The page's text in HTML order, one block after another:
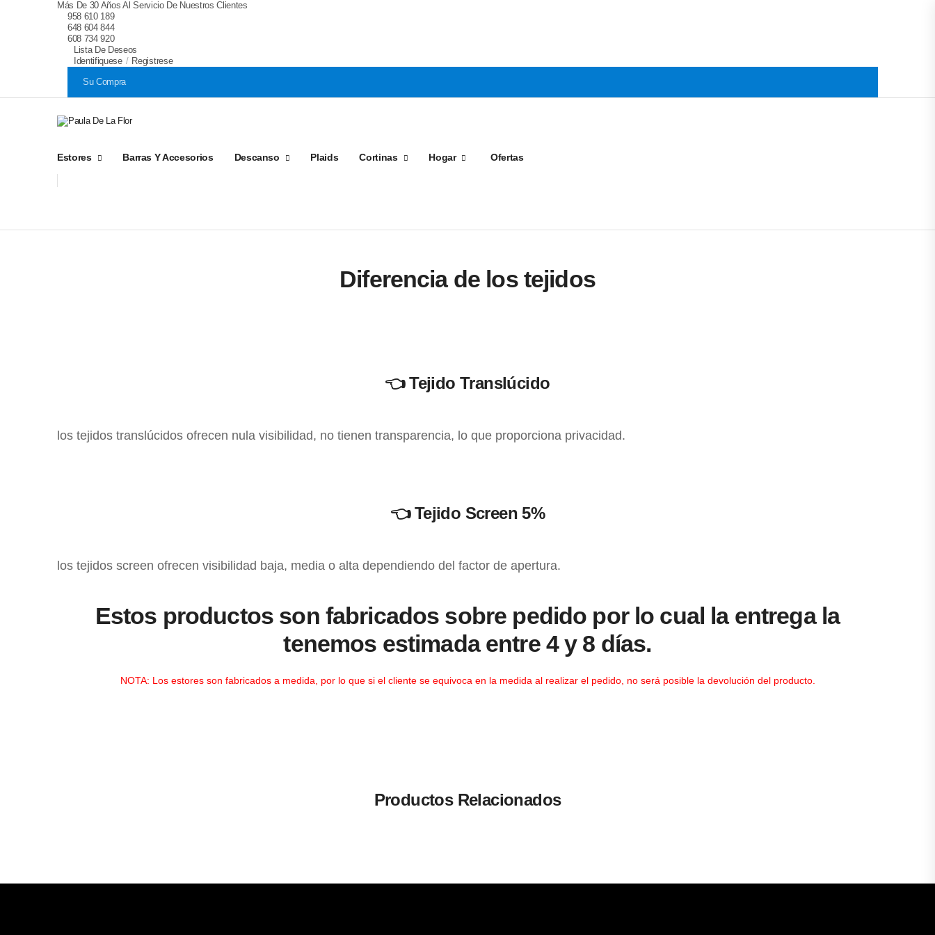
Más De 30 Años Al Servicio De Nuestros Clientes
958 610 189
648 604 844
608 734 920
Lista De Deseos
Identifiquese / Registrese
Su Compra
Estores Barras Y Accesorios Descanso Plaids Cortinas Hogar Ofertas
Diferencia de los tejidos
👈Tejido Translúcido
los tejidos translúcidos ofrecen nula visibilidad, no tienen transparencia, lo que proporciona privacidad.
👈Tejido Screen 5%
los tejidos screen ofrecen visibilidad baja, media o alta dependiendo del factor de apertura.
Estos productos son fabricados sobre pedido por lo cual la entrega la
tenemos estimada entre 4 y 8 días.
NOTA: Los estores son fabricados a medida, por lo que si el cliente se equivoca en la medida al realizar el pedido, no será posible la devolución del producto.
Productos Relacionados